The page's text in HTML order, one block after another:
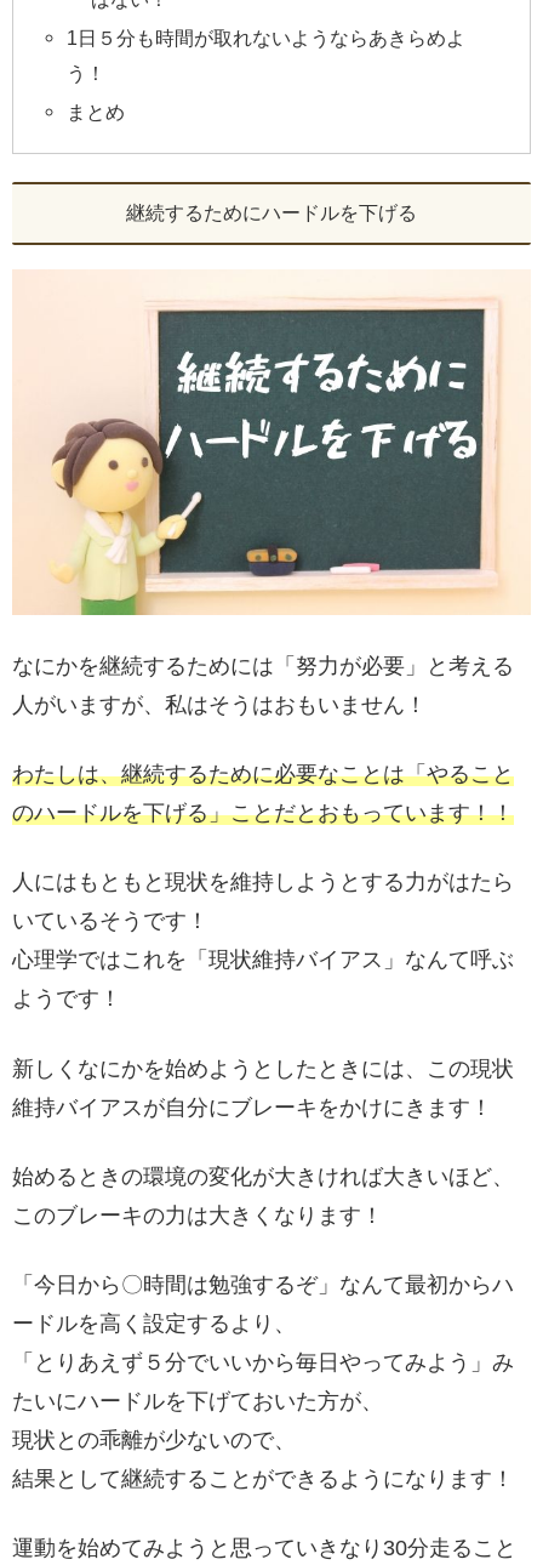
1日５分も時間が取れないようならあきらめよ
う！
まとめ
継続するためにハードルを下げる
なにかを継続するためには「努力が必要」と考える
人がいますが、私はそうはおもいません！
わたしは、継続するために必要なことは「やること
のハードルを下げる」ことだとおもっています！！
人にはもともと現状を維持しようとする力がはたら
いているそうです！
心理学ではこれを「現状維持バイアス」なんて呼ぶ
ようです！
新しくなにかを始めようとしたときには、この現状
維持バイアスが自分にブレーキをかけにきます！
始めるときの環境の変化が大きければ大きいほど、
このブレーキの力は大きくなります！
「今日から〇時間は勉強するぞ」なんて最初からハ
ードルを高く設定するより、
「とりあえず５分でいいから毎日やってみよう」み
たいにハードルを下げておいた方が、
現状との乖離が少ないので、
結果として継続することができるようになります！
運動を始めてみようと思っていきなり30分走ること